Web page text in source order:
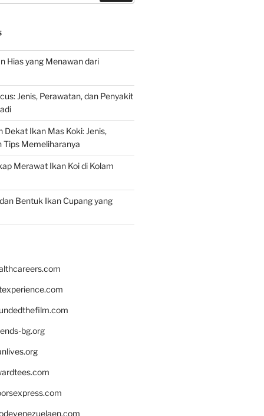
Hias yang Menawan dari
Jenis, Perawatan, dan Penyakit
Dekat Ikan Mas Koki: Jenis,
Tips Memeliharanya
Merawat Ikan Koi di Kolam
Bentuk Ikan Cupang yang
bg.org